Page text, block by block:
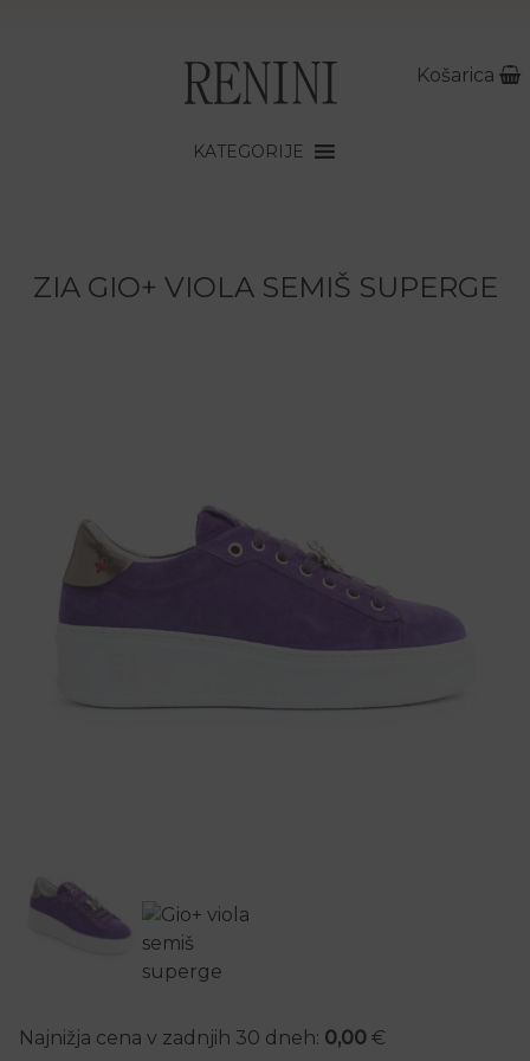
Košarica
KATEGORIJE
ZIA GIO+ VIOLA SEMIŠ SUPERGE
Najnižja cena v zadnjih 30 dneh: 0,00 €